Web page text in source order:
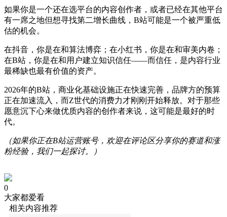
如果你是一个还在选平台的内容创作者，或者已经在其他平台
有一席之地但想寻找第二增长曲线，B站可能是一个被严重低
估的机会。
在抖音，你是在和算法博弈；在小红书，你是在和审美内卷；
在B站，你是在和用户建立知识信任——而信任，是内容行业
最稀缺也最有价值的资产。
2026年的B站，商业化基础设施正在快速完善，品牌方的预算
正在加速流入，而Z世代的消费力才刚刚开始释放。对于那些
愿意沉下心来做优质内容的创作者来说，这可能是最好的时
代。
（如果你正在B站运营账号，欢迎在评论区分享你的赛道和涨
粉经验，我们一起探讨。）
0
大家都爱看
相关内容推荐